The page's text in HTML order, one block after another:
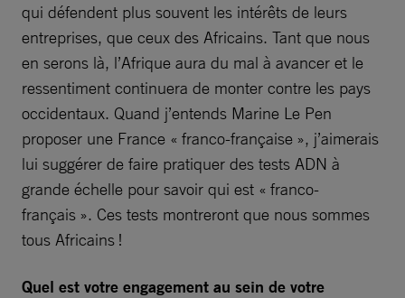
qui défendent plus souvent les intérêts de leurs
entreprises, que ceux des Africains. Tant que nous
en serons là, l’Afrique aura du mal à avancer et le
ressentiment continuera de monter contre les pays
occidentaux. Quand j’entends Marine Le Pen
proposer une France « franco-française », j’aimerais
lui suggérer de faire pratiquer des tests ADN à
grande échelle pour savoir qui est « franco-
français ». Ces tests montreront que nous sommes
tous Africains !
Quel est votre engagement au sein de votre